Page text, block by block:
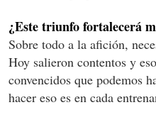
¿Este triunfo fortalecerá
Sobre todo a la afición,
Hoy salieron contentos y
convencidos que podemos
hacer eso es en cada